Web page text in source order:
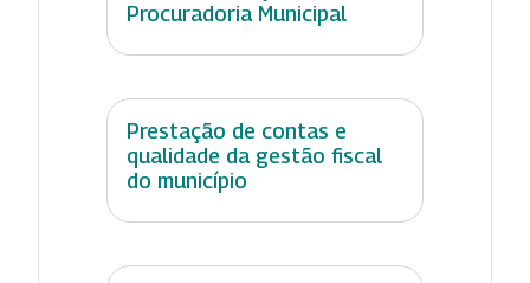
Procuradoria Municipal
Prestação de contas e
qualidade da gestão fiscal
do município